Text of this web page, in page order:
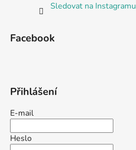
Sledovat na Instagramu
Facebook
Přihlášení
E-mail
Heslo